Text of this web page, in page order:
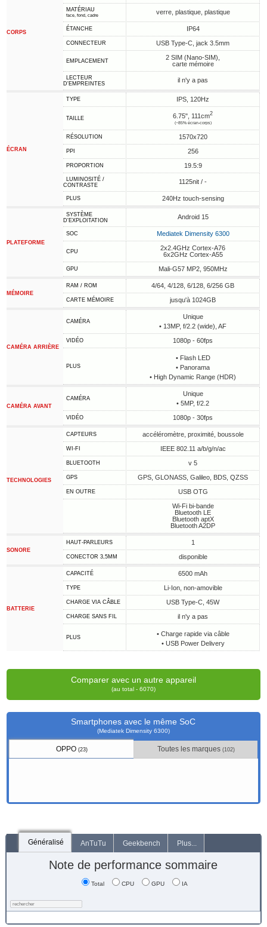
CORPS
MATÉRIAU
face, fond, cadre verre, plastique, plastique
ÉTANCHE IP64
CONNECTEUR USB Type-C, jack 3.5mm
EMPLACEMENT
2 SIM (Nano-SIM),
carte mémoire
LECTEUR
D'EMPREINTES
il n'y a pas
ÉCRAN
TYPE IPS, 120Hz
TAILLE 6.75", 111cm2
(~85% écran-corps)
RÉSOLUTION 1570x720
PPI 256
PROPORTION 19.5:9
LUMINOSITÉ /
CONTRASTE
1125nit / -
PLUS 240Hz touch-sensing
PLATEFORME
SYSTÈME
D'EXPLOITATION
Android 15
SOC Mediatek Dimensity 6300
CPU
2x2.4GHz Cortex-A76
6x2GHz Cortex-A55
GPU Mali-G57 MP2, 950MHz
MÉMOIRE
RAM / ROM 4/64, 4/128, 6/128, 6/256 GB
CARTE MÉMOIRE jusqu'à 1024GB
CAMÉRA ARRIÈRE
CAMÉRA
Unique
• 13MP, f/2.2 (wide), AF
VIDÉO 1080p - 60fps
PLUS
• Flash LED
• Panorama
• High Dynamic Range (HDR)
CAMÉRA AVANT
CAMÉRA
Unique
• 5MP, f/2.2
VIDÉO 1080p - 30fps
TECHNOLOGIES
CAPTEURS accéléromètre, proximité, boussole
WI-FI IEEE 802.11 a/b/g/n/ac
BLUETOOTH v 5
GPS GPS, GLONASS, Galileo, BDS, QZSS
EN OUTRE
USB OTG
Wi-Fi bi-bande
Bluetooth LE
Bluetooth aptX
Bluetooth A2DP
SONORE
HAUT-PARLEURS 1
CONECTOR 3,5MM disponible
BATTERIE
CAPACITÉ 6500 mAh
TYPE Li-Ion, non-amovible
CHARGE VIA CÂBLE USB Type-C, 45W
CHARGE SANS FIL il n'y a pas
PLUS
• Charge rapide via câble
• USB Power Delivery
Comparer avec un autre appareil
(au total - 6070)
Smartphones avec le même SoC
(Mediatek Dimensity 6300)
OPPO (23) Toutes les marques (102)
Généralisé AnTuTu Geekbench Plus...
Note de performance sommaire
Total CPU GPU IA